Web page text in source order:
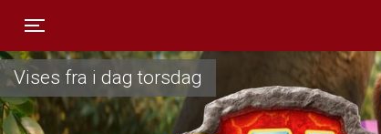
Vises fra i dag torsdag